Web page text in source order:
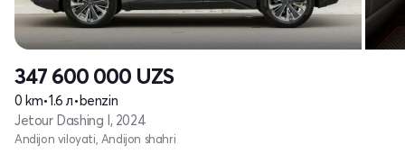
347 600 000 UZS
0 km•1.6 л•benzin
Jetour Dashing I, 2024
Andijon viloyati, Andijon shahri